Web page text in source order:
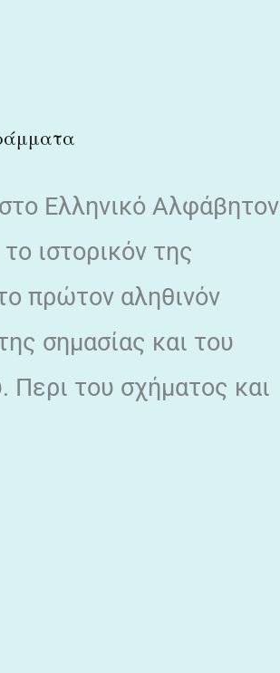
Ελληνικό Αλφάβητον
ιστορικόν της
πρώτον αληθινόν
σημασίας και του
του σχήματος και